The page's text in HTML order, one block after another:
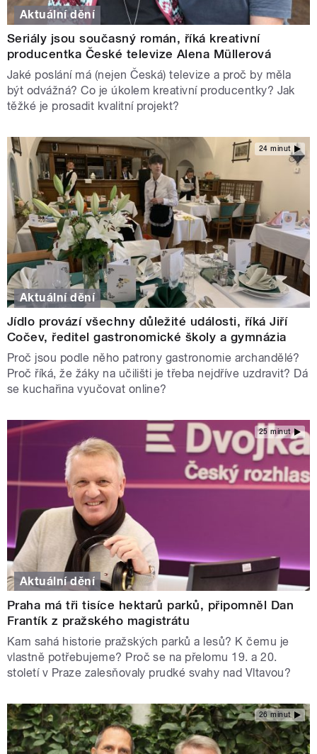
Aktuální dění
Seriály jsou současný román, říká kreativní
producentka České televize Alena Müllerová
Jaké poslání má (nejen Česká) televize a proč by měla
být odvážná? Co je úkolem kreativní producentky? Jak
těžké je prosadit kvalitní projekt?
24 minut
Aktuální dění
Jídlo provází všechny důležité události, říká Jiří
Cočev, ředitel gastronomické školy a gymnázia
Proč jsou podle něho patrony gastronomie archandělé?
Proč říká, že žáky na učilišti je třeba nejdříve uzdravit? Dá
se kuchařina vyučovat online?
25 minut
Aktuální dění
Praha má tři tisíce hektarů parků, připomněl Dan
Frantík z pražského magistrátu
Kam sahá historie pražských parků a lesů? K čemu je
vlastně potřebujeme? Proč se na přelomu 19. a 20.
století v Praze zalesňovaly prudké svahy nad Vltavou?
26 minut